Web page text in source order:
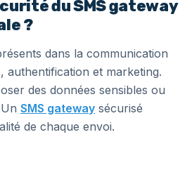
du SMS gateway
?
dans la communication
authentification et marketing.
des données sensibles ou
SMS gateway sécurisé
de chaque envoi.